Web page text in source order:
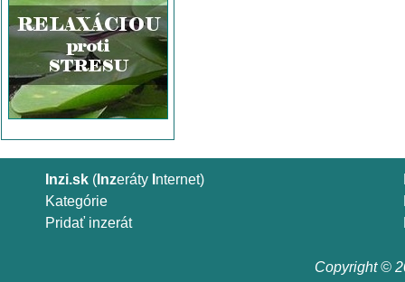
Inzi.sk ( Inzeráty nternet)
Kategórie
Pridať inzerát
Copyright ©